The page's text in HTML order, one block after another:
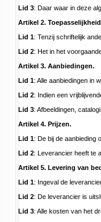
Lid 3: Daar waar in deze
Artikel 2.
Lid 1: Tenzij schriftelijk
Lid 2: Het in het
Artikel 3. Aanbiedingen.
Lid 1: Alle aanbiedingen in
Lid 2: Indien een
Lid 3: Afbeeldingen,
Artikel 4. Prijzen.
Lid 1: De bij de aanbieding
Lid 2: Leverancier heeft te
Artikel 5. Levering van
Lid 1: Ingeval de
Lid 2: De leverancier is
Lid 3: Alle kosten van het